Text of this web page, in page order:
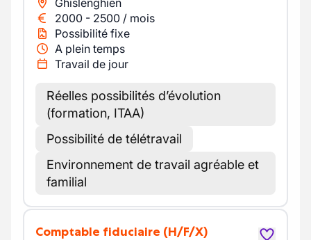
Ghislenghien
2000 - 2500 / mois
Possibilité fixe
A plein temps
Travail de jour
Réelles possibilités d’évolution
(formation, ITAA)
Possibilité de télétravail
Environnement de travail agréable et
familial
Comptable fiduciaire (H/F/X)